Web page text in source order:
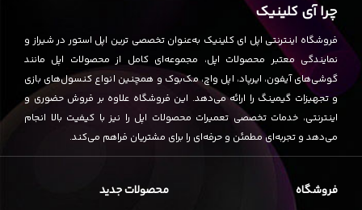
چرا آی کلینیک
فروشگاه اینترنتی اپل ای کلینیک به‌عنوان تخصصی ترین اپل استور در شیراز و
نمایندگی معتبر محصولات اپل، مجموعه‌ای کامل از محصولات اپل مانند
گوشی‌های آیفون، ایرپاد، اپل واچ، مک‌بوک و همچنین انواع کنسول‌های بازی
و تجهیزات گیمینگ را ارائه می‌دهد. این فروشگاه علاوه بر فروش حضوری و
اینترنتی، خدمات تخصصی تعمیرات محصولات اپل را نیز با کیفیت بالا انجام
می‌دهد و تجربه‌ای مطمئن و حرفه‌ای را برای مشتریان فراهم می‌کند.
فروشگاه محصولات جدید